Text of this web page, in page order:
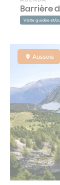
Barrière
Visite guidée et/
Aussois